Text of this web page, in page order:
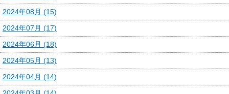
2024年08月 (15)
2024年07月 (17)
2024年06月 (18)
2024年05月 (13)
2024年04月 (14)